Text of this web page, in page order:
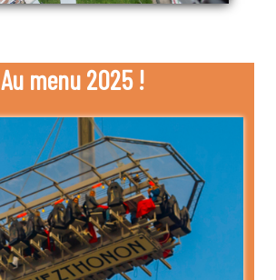
Au menu 2025 !